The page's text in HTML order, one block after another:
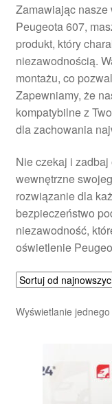
Skarga
Wózek
Zamówienia
Zasady i warunki
Zamawiając
Peugeota 607,
produkt, który
niezawodnością.
montażu, co
Zapewniamy, że
kompatybilne z
dla zachowania
Nie czekaj i
wewnętrzne
rozwiązanie dla
bezpieczeństwo
niezawodność,
oświetlenie
Wyświetlanie